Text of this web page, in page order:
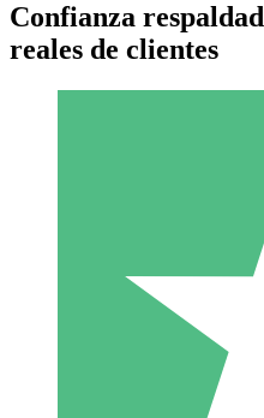
Paquetes de
Paga según el uso con
Confianza
reales de clientes